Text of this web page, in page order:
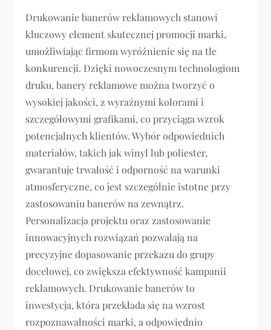
Drukowanie banerów reklamowych stanowi
kluczowy element skutecznej promocji marki,
umożliwiając firmom wyróżnienie się na tle
konkurencji. Dzięki nowoczesnym technologiom
druku, banery reklamowe można tworzyć o
wysokiej jakości, z wyraźnymi kolorami i
szczegółowymi grafikami, co przyciąga wzrok
potencjalnych klientów. Wybór odpowiednich
materiałów, takich jak winyl lub poliester,
gwarantuje trwałość i odporność na warunki
atmosferyczne, co jest szczególnie istotne przy
zastosowaniu banerów na zewnątrz.
Personalizacja projektu oraz zastosowanie
innowacyjnych rozwiązań pozwalają na
precyzyjne dopasowanie przekazu do grupy
docelowej, co zwiększa efektywność kampanii
reklamowych. Drukowanie banerów to
inwestycja, która przekłada się na wzrost
rozpoznawalności marki, a odpowiednio